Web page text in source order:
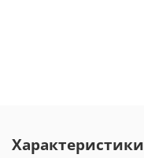
Характеристики